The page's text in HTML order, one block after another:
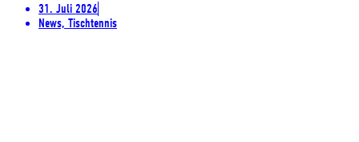
31. Juli 2026
News, Tischtennis